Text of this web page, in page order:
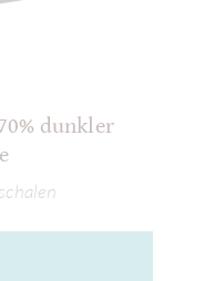
dunkler